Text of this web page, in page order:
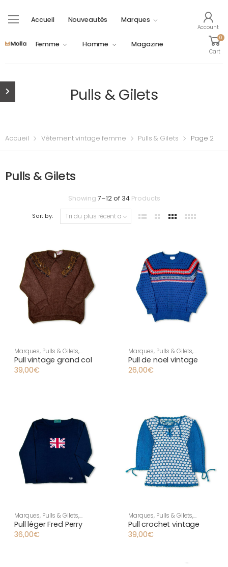
Accueil Nouveautés Marques
Femme Homme Magazine
Account
0
Cart
Pulls & Gilets
Accueil Vêtement vintage femme Pulls & Gilets Page 2
Pulls & Gilets
Showing 7–12of 34ProductsTrié
du
au
plus
ancien
Sort by:
Marques, Pulls & Gilets,
Vêtement vintage femme,
Vintage
Pull vintage grand col
39,00€
Marques, Pulls & Gilets,
Vêtement vintage femme
Vintage
Pull de noel vintage
26,00€
Marques, Pulls & Gilets,
Vêtement vintage femme
Vintage
Pull léger Fred Perry
36,00€
Marques, Pulls & Gilets,
Vêtement vintage femme
Vintage
Pull crochet vintage
39,00€